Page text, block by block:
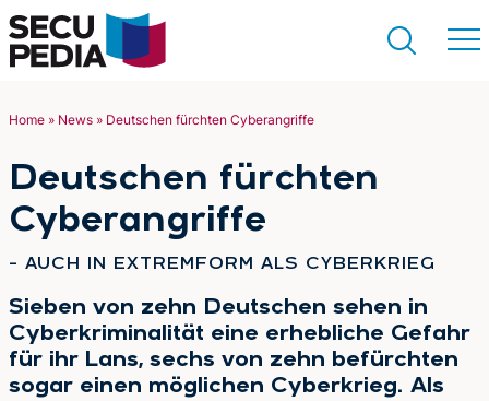
Suchen
Home » News » Deutschen fürchten Cyberangriffe
Deutschen fürchten
Cyberangriffe
– AUCH IN EXTREMFORM ALS CYBERKRIEG
Sieben von zehn Deutschen sehen in
Cyberkriminalität eine erhebliche Gefahr
für ihr Lans, sechs von zehn befürchten
sogar einen möglichen Cyberkrieg. Als